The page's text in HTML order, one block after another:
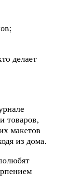
делает
товаров,
макетов
из дома.